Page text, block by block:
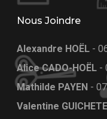
Nous Joindre
Alexandre HOËL -
Alice CADO-HOËL -
Mathilde PAYEN -
Valentine